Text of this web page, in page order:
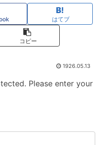
はてブ
コピー
1926.05.13
Please enter your